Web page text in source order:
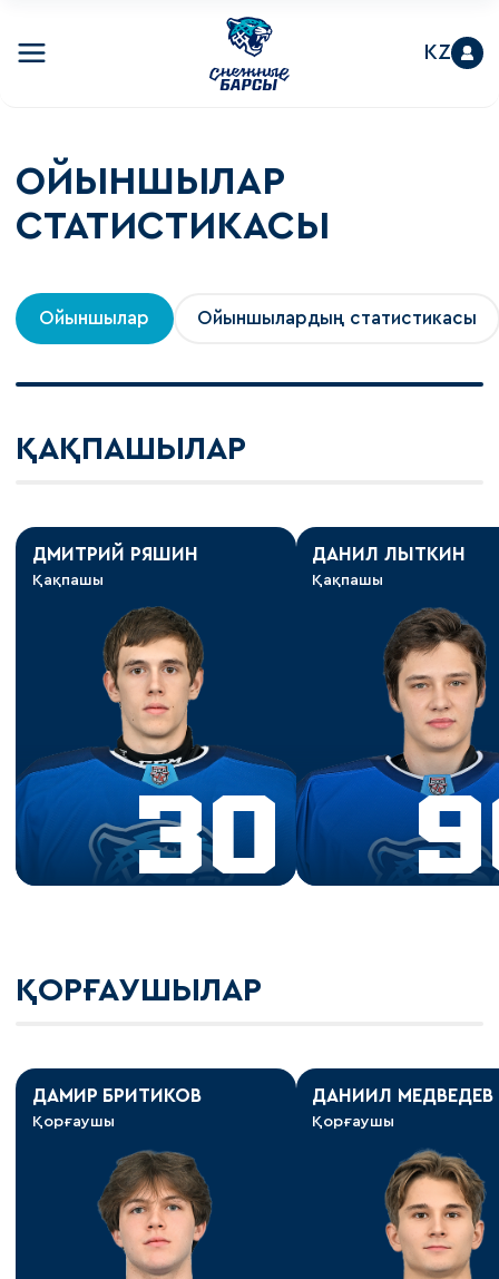
KZ
ОЙЫНШЫЛАР
СТАТИСТИКАСЫ
Ойыншылар Ойыншылардың статистикасы
ҚАҚПАШЫЛАР
ДМИТРИЙ РЯШИН
Қақпашы
30
ДАНИЛ ЛЫТКИН
Қақпашы
ҚОРҒАУШЫЛАР
ДАМИР БРИТИКОВ
Қорғаушы
ДАНИИЛ МЕДВЕДЕВ
Қорғаушы